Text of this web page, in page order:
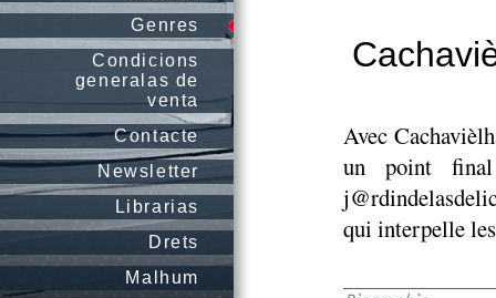
Genres
Condicions
generalas de
venta
Contacte
Newsletter
Librarias
Drets
Malhum
Avec
un point
qui interpelle